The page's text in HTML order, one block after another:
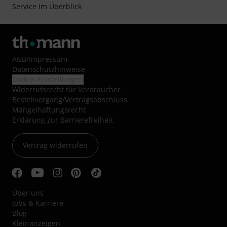
Service im Überblick
AGB/Impressum
Datenschutzhinweise
Widerrufsrecht für Verbraucher
Bestellvorgang/Vertragsabschluss
Mängelhaftungsrecht
Erklärung zur Barrierefreiheit
Vertrag widerrufen
Über uns
Jobs & Karriere
Blog
Kleinanzeigen